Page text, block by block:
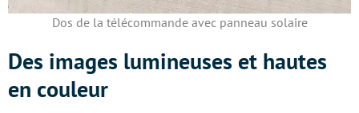
Dos de la télécommande avec panneau solaire
Des images lumineuses et hautes
en couleur